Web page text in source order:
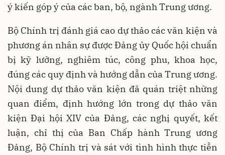
ý kiến góp ý của các ban, bộ, ngành Trung ương.
Bộ Chính trị đánh giá cao dự thảo các văn kiện và
phương án nhân sự được Đảng ủy Quốc hội chuẩn
bị kỹ lưỡng, nghiêm túc, công phu, khoa học,
đúng các quy định và hướng dẫn của Trung ương.
Nội dung dự thảo văn kiện đã quán triệt những
quan điểm, định hướng lớn trong dự thảo văn
kiện Đại hội XIV của Đảng, các nghị quyết, kết
luận, chỉ thị của Ban Chấp hành Trung ương
Đảng, Bộ Chính trị và sát với tình hình thực tiễn